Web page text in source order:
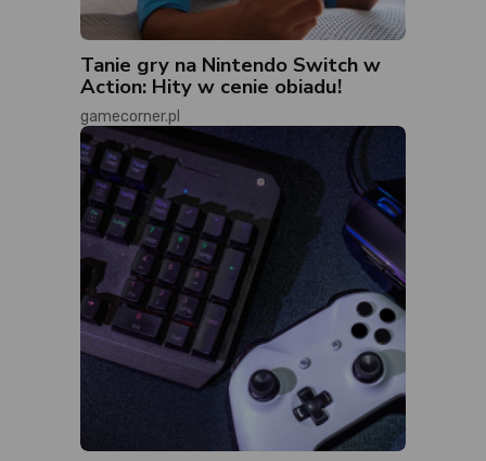
Tanie gry na Nintendo Switch w
Action: Hity w cenie obiadu!
gamecorner.pl